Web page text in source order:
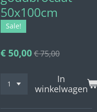
50x100cm
Sale!
€ 50,00 € 75,00
In
winkelwagen